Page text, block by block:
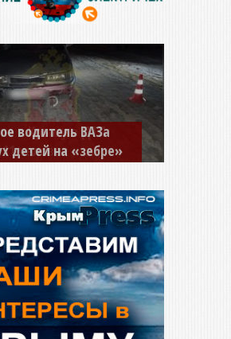
водитель ВАЗа
детей на «зебре»